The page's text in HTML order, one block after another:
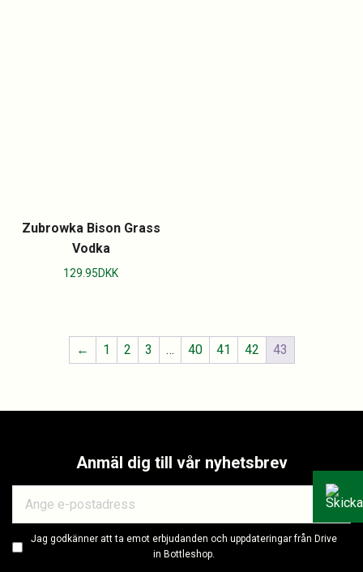
Zubrowka Bison Grass
Vodka
129.95DKK
← 1 2 3 … 40 41 42 43
Anmäl dig till vår nyhetsbrev
Jag godkänner att ta emot erbjudanden och uppdateringar från Drive
in Bottleshop.